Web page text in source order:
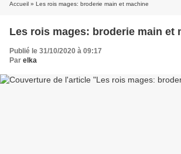
Accueil » Les rois mages: broderie main et machine
Les rois mages: broderie main et
Publié le 31/10/2020 à 09:17
Par elka